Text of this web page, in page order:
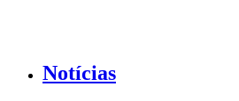
Notícias